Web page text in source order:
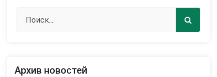
Архив новостей